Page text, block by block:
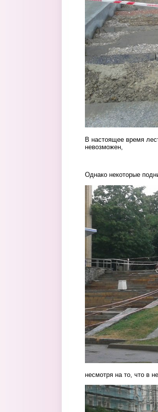
В настоящее время
невозможен,
Однако некоторые
f5o5w6yzsqq.jpg
несмотря на то, что в
hwdo654-sus.jpg